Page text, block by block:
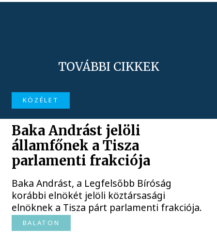
TOVÁBBI CIKKEK
KÖZÉLET
Baka Andrást jelöli
államfőnek a Tisza
parlamenti frakciója
Baka Andrást, a Legfelsőbb Bíróság
korábbi elnökét jelöli köztársasági
elnöknek a Tisza párt parlamenti frakciója.
BALATON